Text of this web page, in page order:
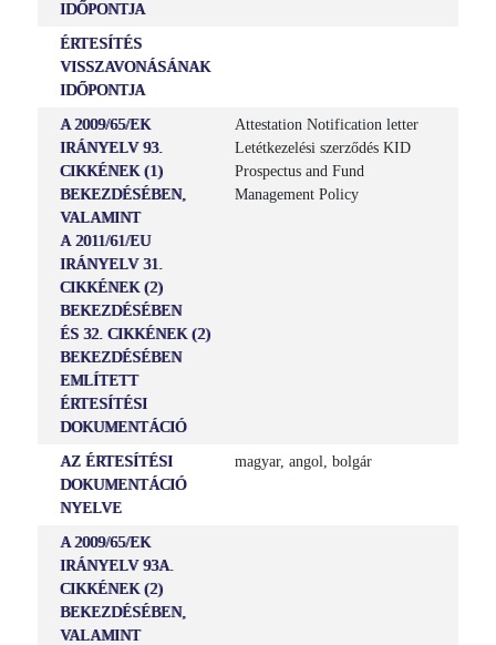
IDŐPONTJA
ÉRTESÍTÉS
VISSZAVONÁSÁNAK
IDŐPONTJA
A 2009/65/EK
IRÁNYELV 93.
CIKKÉNEK (1)
BEKEZDÉSÉBEN,
VALAMINT
A 2011/61/EU
IRÁNYELV 31.
CIKKÉNEK (2)
BEKEZDÉSÉBEN
ÉS 32. CIKKÉNEK (2)
BEKEZDÉSÉBEN
EMLÍTETT
ÉRTESÍTÉSI
DOKUMENTÁCIÓ
Attestation Notification letter
Letétkezelési szerződés KID
Prospectus and Fund
Management Policy
AZ ÉRTESÍTÉSI
DOKUMENTÁCIÓ
NYELVE
magyar, angol, bolgár
A 2009/65/EK
IRÁNYELV 93A.
CIKKÉNEK (2)
BEKEZDÉSÉBEN,
VALAMINT